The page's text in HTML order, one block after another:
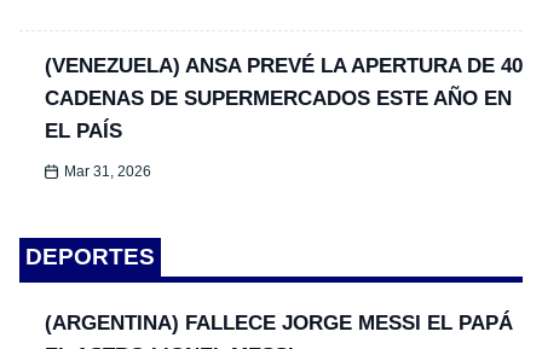
(VENEZUELA) ANSA PREVÉ LA APERTURA DE 40
CADENAS DE SUPERMERCADOS ESTE AÑO EN
EL PAÍS
Mar 31, 2026
DEPORTES
(ARGENTINA) FALLECE JORGE MESSI EL PAPÁ